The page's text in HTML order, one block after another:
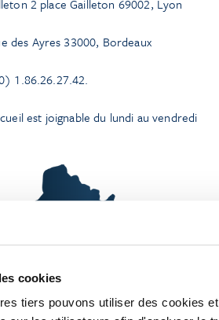
cookies
tiers pouvons utiliser des cookies
2 place Gailleton 69002, Lyon
des Ayres 33000, Bordeaux
1.86.26.27.42.
est joignable du lundi au vendredi